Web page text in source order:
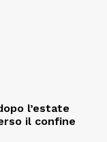
l’estate
il confine